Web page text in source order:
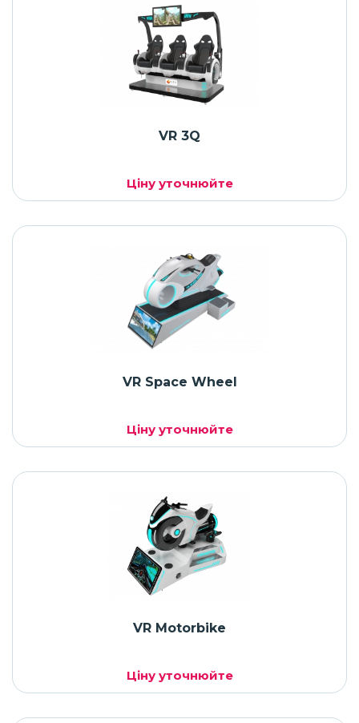
VR 3Q
Ціну уточнюйте
VR Space Wheel
Ціну уточнюйте
VR Motorbike
Ціну уточнюйте